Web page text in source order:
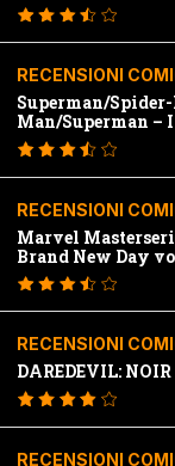
RECENSIONI
Superman/
Man/Superman –
Marvel e Dc |
RECENSIONI
Marvel
Brand New Day
RECENSIONI
DAREDEVIL:
RECENSIONI